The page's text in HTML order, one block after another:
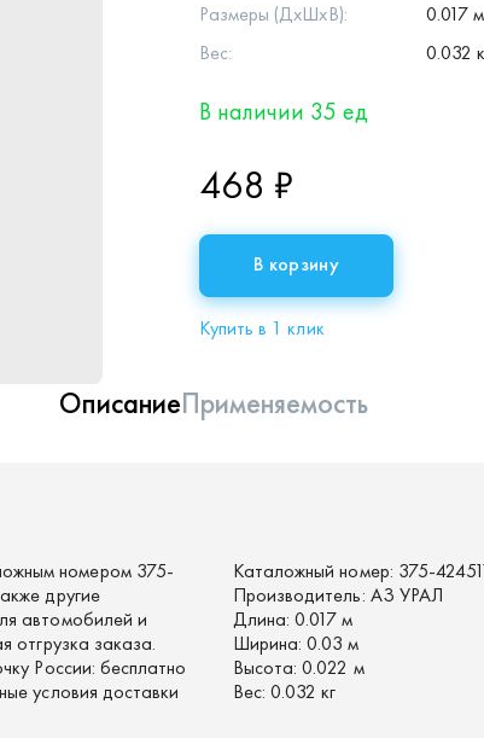
Размеры (ДхШхВ):
0.017
Вес:
0.032
В наличии 35 ед
468 ₽
В корзину
Купить в 1 клик
ОписаниеПрименяемость
номером 375-
другие
автомобилей и
отгрузка заказа.
России: бесплатно
условия доставки
Каталожный номер: 375-
Производитель: АЗ УРАЛ
Длина: 0.017 м
Ширина: 0.03 м
Высота: 0.022 м
Вес: 0.032 кг